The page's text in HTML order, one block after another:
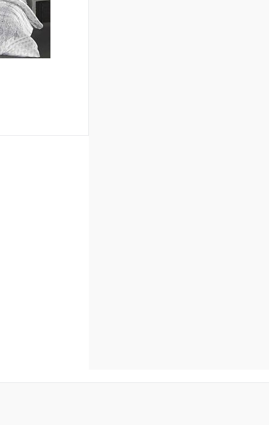
В наличии